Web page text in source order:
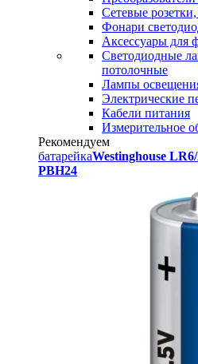
Сетевые
Фонари
Аксессуары для
Светодиодные
потолочные
Лампы
Электрические
Кабели питания
Измерительное
Рекомендуем
батарейкаWestinghouse
PBH24